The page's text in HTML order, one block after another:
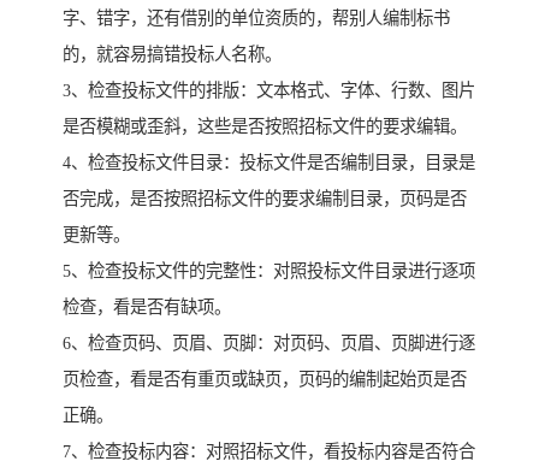
字、错字，还有借别的单位资质的，帮别人编制标书
的，就容易搞错投标人名称。
3、检查投标文件的排版：文本格式、字体、行数、图片
是否模糊或歪斜，这些是否按照招标文件的要求编辑。
4、检查投标文件目录：投标文件是否编制目录，目录是
否完成，是否按照招标文件的要求编制目录，页码是否
更新等。
5、检查投标文件的完整性：对照投标文件目录进行逐项
检查，看是否有缺项。
6、检查页码、页眉、页脚：对页码、页眉、页脚进行逐
页检查，看是否有重页或缺页，页码的编制起始页是否
正确。
7、检查投标内容：对照招标文件，看投标内容是否符合